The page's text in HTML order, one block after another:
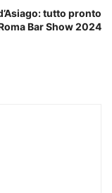
tutto pronto
Bar Show 2024